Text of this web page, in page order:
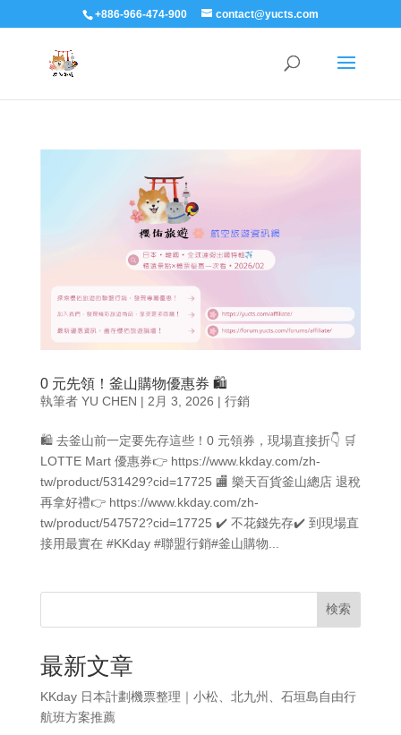
+886-966-474-900 contact@yucts.com
0 元先領！釜山購物優惠券 🛍️
執筆者 YU CHEN | 2月 3, 2026 | 行銷
🛍 去釜山前一定要先存這些！0 元領券，現場直接折👇 🛒
LOTTE Mart 優惠券👉 https://www.kkday.com/zh-
tw/product/531429?cid=17725 🏬 樂天百貨釜山總店 退稅
再拿好禮👉 https://www.kkday.com/zh-
tw/product/547572?cid=17725 ✔️ 不花錢先存✔️ 到現場直
接用最實在 #KKday #聯盟行銷#釜山購物...
検索
最新文章
KKday 日本計劃機票整理｜小松、北九州、石垣島自由行
航班方案推薦